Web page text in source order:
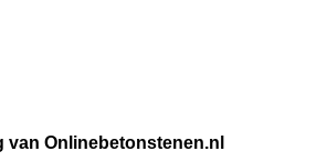
Onlinebetonstenen.nl